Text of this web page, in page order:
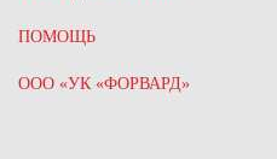
ПОМОЩЬ
ООО «УК «ФОРВАРД»